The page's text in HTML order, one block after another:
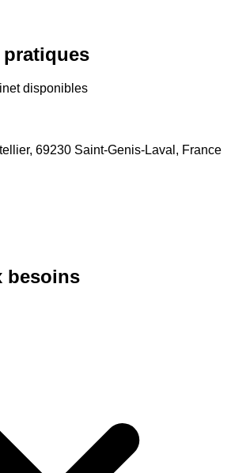
disponibles
69230 Saint-Genis-Laval, France
besoins